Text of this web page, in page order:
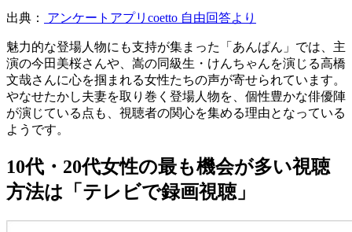
出典： アンケートアプリcoetto 自由回答より
魅力的な登場人物にも支持が集まった「あんぱん」では、主
演の今田美桜さんや、嵩の同級生・けんちゃんを演じる高橋
文哉さんに心を掴まれる女性たちの声が寄せられています。
やなせたかし夫妻を取り巻く登場人物を、個性豊かな俳優陣
が演じている点も、視聴者の関心を集める理由となっている
ようです。
10代・20代女性の最も機会が多い視聴
方法は「テレビで録画視聴」